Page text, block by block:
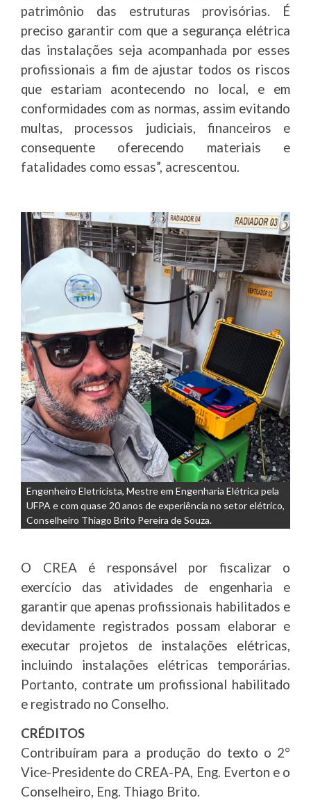
patrimônio das estruturas provisórias. É
preciso garantir com que a segurança elétrica
das instalações seja acompanhada por esses
profissionais a fim de ajustar todos os riscos
que estariam acontecendo no local, e em
conformidades com as normas, assim evitando
multas, processos judiciais, financeiros e
consequente oferecendo materiais e
fatalidades como essas”, acrescentou.
Engenheiro Eletricista, Mestre em Engenharia Elétrica pela
UFPA e com quase 20 anos de experiência no setor elétrico,
Conselheiro Thiago Brito Pereira de Souza.
O CREA é responsável por fiscalizar o
exercício das atividades de engenharia e
garantir que apenas profissionais habilitados e
devidamente registrados possam elaborar e
executar projetos de instalações elétricas,
incluindo instalações elétricas temporárias.
Portanto, contrate um profissional habilitado
e registrado no Conselho.
CRÉDITOS
Contribuíram para a produção do texto o 2°
Vice-Presidente do CREA-PA, Eng. Everton e o
Conselheiro, Eng. Thiago Brito.